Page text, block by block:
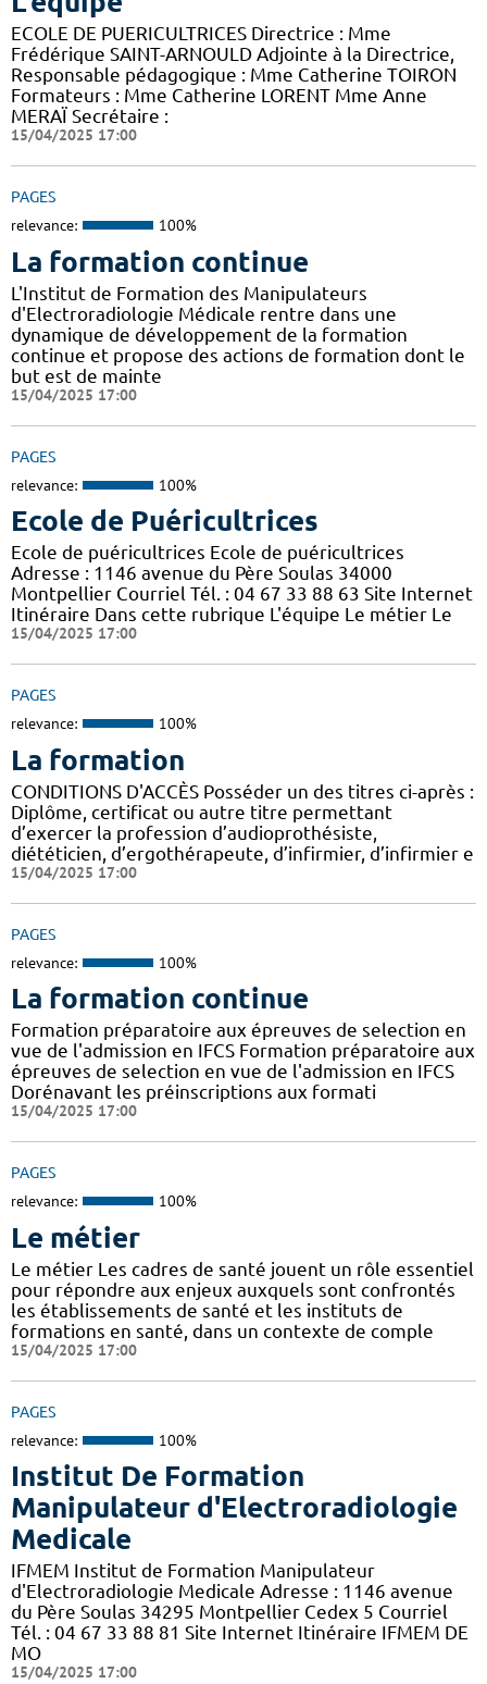
ECOLE DE PUERICULTRICES Directrice : Mme
Frédérique SAINT-ARNOULD Adjointe à la Directrice,
Responsable pédagogique : Mme Catherine TOIRON
Formateurs : Mme Catherine LORENT Mme Anne
MERAÏ Secrétaire :
15/04/2025 17:00
PAGES
relevance: 100%
La formation continue
L'Institut de Formation des Manipulateurs
d'Electroradiologie Médicale rentre dans une
dynamique de développement de la formation
continue et propose des actions de formation dont le
but est de mainte
15/04/2025 17:00
PAGES
relevance: 100%
Ecole de Puéricultrices
Ecole de puéricultrices Ecole de puéricultrices
Adresse : 1146 avenue du Père Soulas 34000
Montpellier Courriel Tél. : 04 67 33 88 63 Site Internet
Itinéraire Dans cette rubrique L'équipe Le métier Le
15/04/2025 17:00
PAGES
relevance: 100%
La formation
CONDITIONS D'ACCÈS Posséder un des titres ci-après :
Diplôme, certificat ou autre titre permettant
d’exercer la profession d’audioprothésiste,
diététicien, d’ergothérapeute, d’infirmier, d’infirmier e
15/04/2025 17:00
PAGES
relevance: 100%
La formation continue
Formation préparatoire aux épreuves de selection en
vue de l'admission en IFCS Formation préparatoire aux
épreuves de selection en vue de l'admission en IFCS
Dorénavant les préinscriptions aux formati
15/04/2025 17:00
PAGES
relevance: 100%
Le métier
Le métier Les cadres de santé jouent un rôle essentiel
pour répondre aux enjeux auxquels sont confrontés
les établissements de santé et les instituts de
formations en santé, dans un contexte de comple
15/04/2025 17:00
PAGES
relevance: 100%
Institut De Formation
Manipulateur d'Electroradiologie
Medicale
IFMEM Institut de Formation Manipulateur
d'Electroradiologie Medicale Adresse : 1146 avenue
du Père Soulas 34295 Montpellier Cedex 5 Courriel
Tél. : 04 67 33 88 81 Site Internet Itinéraire IFMEM DE
MO
15/04/2025 17:00